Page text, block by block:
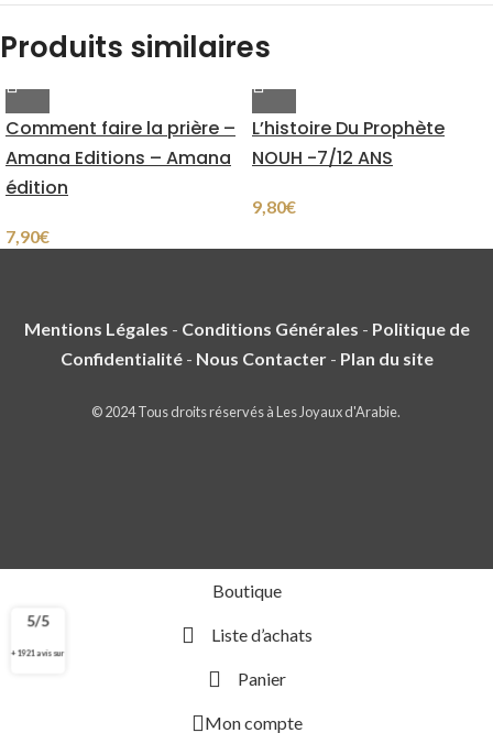
Produits similaires
Comment faire la prière –
Amana Editions – Amana
édition
7,90€
L’histoire Du Prophète
NOUH -7/12 ANS
9,80€
Mentions Légales - Conditions Générales - Politique de
Confidentialité- Nous Contacter- Plan du site
© 2024 Tous droits réservés à Les Joyaux d'Arabie.
Boutique
Liste d’achats
Panier
Mon compte
5/5
+ 1921 avis sur